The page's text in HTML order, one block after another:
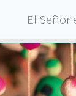
El Señor